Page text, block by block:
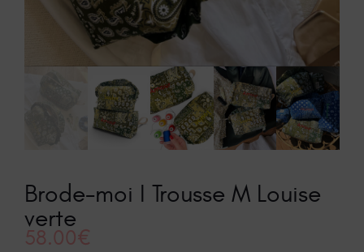
Brode-moi I Trousse M Louise
verte
58.00€